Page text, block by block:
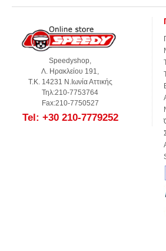
Speedyshop,
Λ. Ηρακλείου 191,
Τ.Κ. 14231 Ν.Ιωνία Αττικής
Τηλ:210-7753764
Fax:210-7750527
Tel: +30 210-7779252